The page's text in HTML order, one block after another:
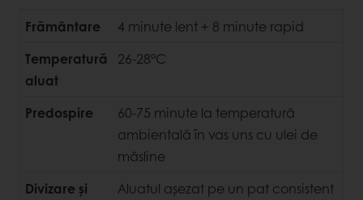
Frământare
4 minute lent + 8 minute rapid
Temperatură
aluat
26-28°C
Predospire
60-75 minute la temperatură
ambientală în vas uns cu ulei de
măsline
Divizare și
Aluatul așezat pe un pat consistent